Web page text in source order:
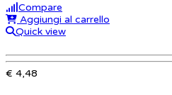
Compare
Aggiungi al carrello
Quick view
€ 4,48